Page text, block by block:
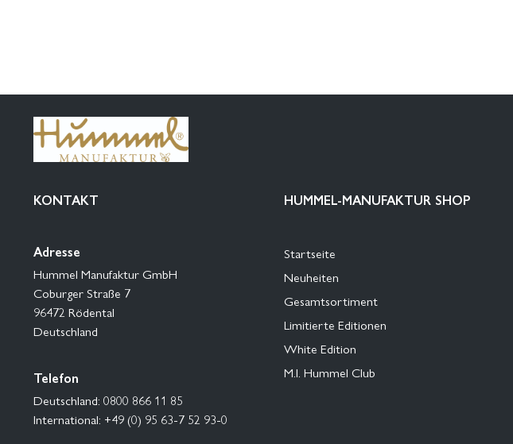
KONTAKT
Adresse
Hummel Manufaktur GmbH
Coburger Straße 7
96472 Rödental
Deutschland
Telefon
Deutschland: 0800 866 11 85
International: +49 (0) 95 63-7 52 93-0
HUMMEL-MANUFAKTUR SHOP
Startseite
Neuheiten
Gesamtsortiment
Limitierte Editionen
White Edition
M.I. Hummel Club